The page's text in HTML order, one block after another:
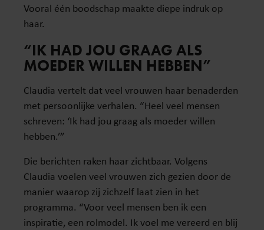
Vooral één boodschap maakte diepe indruk op
haar.
“IK HAD JOU GRAAG ALS
MOEDER WILLEN HEBBEN”
Claudia vertelt dat veel vrouwen haar benaderden
met persoonlijke verhalen. “Heel veel mensen
schreven: ‘Ik had jou graag als moeder willen
hebben.’”
Die berichten raken haar zichtbaar. Volgens
Claudia voelen veel vrouwen zich gezien door de
manier waarop zij zichzelf laat zien in het
programma. “Voor veel mensen ben ik een
inspiratie, een rolmodel. Ik voel me vereerd en blij